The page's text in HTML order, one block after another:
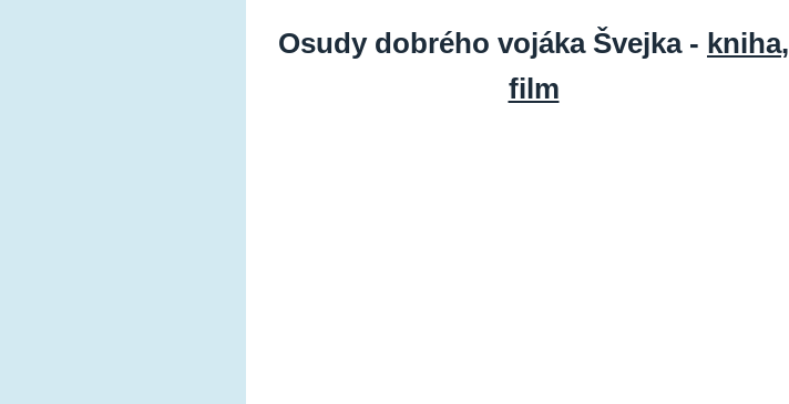
Osudy dobrého vojáka Švejka - kniha,
film